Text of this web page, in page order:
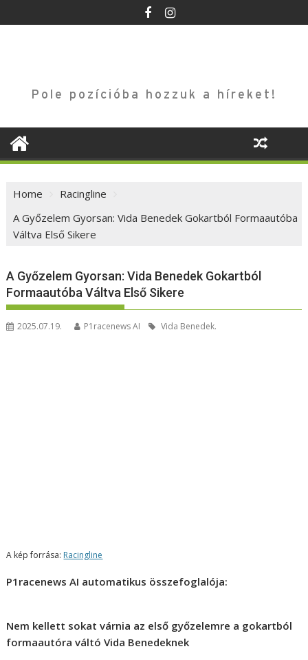
to
Pole pozícióba hozzuk a híreket!
Home
Racingline
A Győzelem Gyorsan: Vida Benedek Gokartból Formaautóba
Váltva Első Sikere
A Győzelem Gyorsan: Vida Benedek Gokartból
Formaautóba Váltva Első Sikere
2025.07.19. P1racenews AI Vida Benedek.
A kép forrása: Racingline
P1racenews AI automatikus összefoglalója:
Nem kellett sokat várnia az első győzelemre a gokartból
formaautóra váltó Vida Benedeknek